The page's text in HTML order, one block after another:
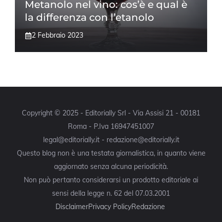
Metanolo nel vino: cos’è e qual è
la differenza con l’etanolo
2 Febbraio 2023
Copyright © 2025 - Editorially Srl - Via Assisi 21 - 00181
Roma - P.Iva 16947451007
legal@editorially.it - redazione@editorially.it
Questo blog non è una testata giornalistica, in quanto viene
aggiornato senza alcuna periodicità.
Non può pertanto considerarsi un prodotto editoriale ai
sensi della legge n. 62 del 07.03.2001
DisclaimerPrivacy PolicyRedazione